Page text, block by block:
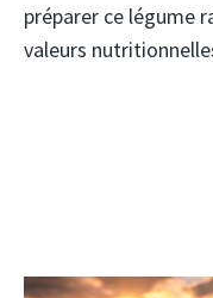
préparer ce légume
valeurs